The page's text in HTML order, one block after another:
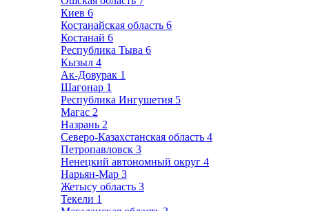
Киев 6
Костанайская область 6
Костанай 6
Республика Тыва 6
Кызыл 4
Ак-Довурак 1
Шагонар 1
Республика Ингушетия 5
Магас 2
Назрань 2
Северо-Казахстанская область 4
Петропавловск 3
Ненецкий автономный округ 4
Нарьян-Мар 3
Жетысу область 3
Текели 1